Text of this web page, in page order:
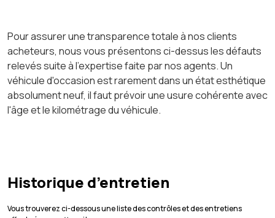
Pour assurer une transparence totale à nos clients
acheteurs, nous vous présentons ci-dessus les défauts
relevés suite à l'expertise faite par nos agents. Un
véhicule d'occasion est rarement dans un état esthétique
absolument neuf, il faut prévoir une usure cohérente avec
l'âge et le kilométrage du véhicule.
Historique d’entretien
Vous trouverez ci-dessous une liste des contrôles et des entretiens